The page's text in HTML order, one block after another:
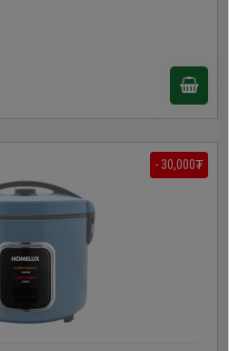
- 30,000₮